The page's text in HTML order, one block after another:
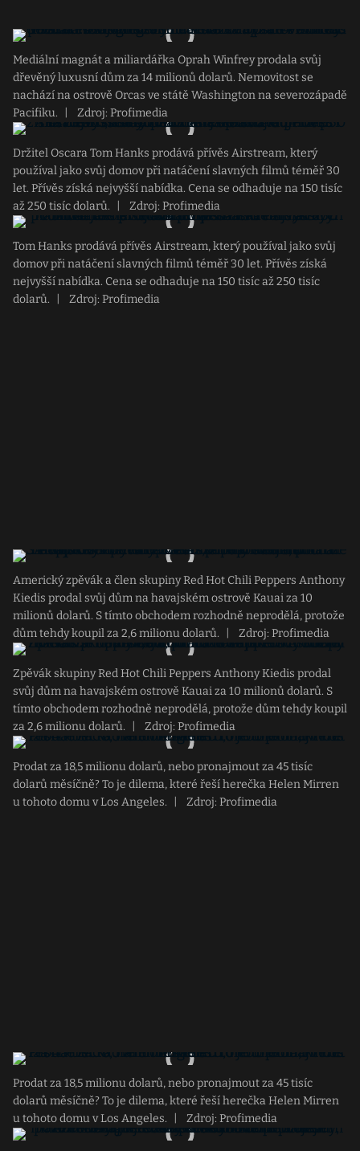
Mediální magnát a miliardářka Oprah Winfrey prodala svůj
dřevěný luxusní dům za 14 milionů dolarů. Nemovitost se
nachází na ostrově Orcas ve státě Washington na severozápadě
Pacifiku.
Zdroj: Profimedia
Držitel Oscara Tom Hanks prodává přívěs Airstream, který
používal jako svůj domov při natáčení slavných filmů téměř 30
let. Přívěs získá nejvyšší nabídka. Cena se odhaduje na 150 tisíc
až 250 tisíc dolarů.
Zdroj: Profimedia
Tom Hanks prodává přívěs Airstream, který používal jako svůj
domov při natáčení slavných filmů téměř 30 let. Přívěs získá
nejvyšší nabídka. Cena se odhaduje na 150 tisíc až 250 tisíc
dolarů.
Zdroj: Profimedia
Americký zpěvák a člen skupiny Red Hot Chili Peppers Anthony
Kiedis prodal svůj dům na havajském ostrově Kauai za 10
milionů dolarů. S tímto obchodem rozhodně neprodělá, protože
dům tehdy koupil za 2,6 milionu dolarů.
Zdroj: Profimedia
Zpěvák skupiny Red Hot Chili Peppers Anthony Kiedis prodal
svůj dům na havajském ostrově Kauai za 10 milionů dolarů. S
tímto obchodem rozhodně neprodělá, protože dům tehdy koupil
za 2,6 milionu dolarů.
Zdroj: Profimedia
Prodat za 18,5 milionu dolarů, nebo pronajmout za 45 tisíc
dolarů měsíčně? To je dilema, které řeší herečka Helen Mirren
u tohoto domu v Los Angeles.
Zdroj: Profimedia
Prodat za 18,5 milionu dolarů, nebo pronajmout za 45 tisíc
dolarů měsíčně? To je dilema, které řeší herečka Helen Mirren
u tohoto domu v Los Angeles.
Zdroj: Profimedia